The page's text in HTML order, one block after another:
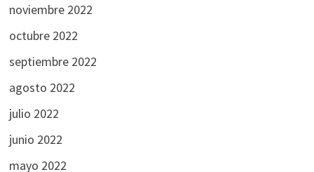
noviembre 2022
octubre 2022
septiembre 2022
agosto 2022
julio 2022
junio 2022
mayo 2022